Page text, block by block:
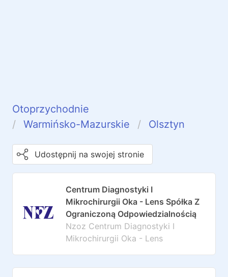
Otoprzychodnie
Warmińsko-Mazurskie
Olsztyn
Udostępnij na swojej stronie
Centrum Diagnostyki I
Mikrochirurgii Oka - Lens Spółka Z
Ograniczoną Odpowiedzialnością
Nzoz Centrum Diagnostyki I
Mikrochirurgii Oka - Lens